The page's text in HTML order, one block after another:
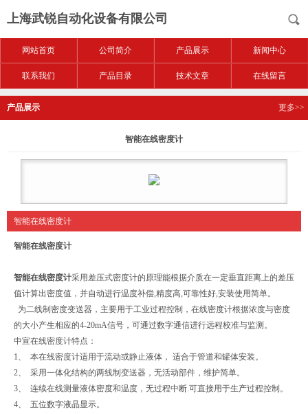
上海武锐自动化设备有限公司
网站首页 公司简介 产品展示 新闻中心
联系我们 产品目录 技术文章 在线留言
产品展示 更多>>
智能在线密度计
智能在线密度计
智能在线密度计
智能在线密度计采用差压式密度计的原理能根据介质在一定垂直距离上的差压
值计算出密度值，并自动进行温度补偿,精度高,可靠性好,安装使用简单。
为二线制密度变送器，主要用于工业过程控制，在线密度计根据浓度与密度
的大小产生相应的4-20mA信号，可通过数字通信进行远程校准与监测。
中宣在线密度计特点：
1、 本在线密度计适用于流动或静止液体， 适合于管道和罐体安装。
2、 采用一体化结构的两线制变送器，无活动部件，维护简单。
3、 连续在线测量液体密度和温度，无过程中断.可直接用于生产过程控制。
4、 五位数字液晶显示。